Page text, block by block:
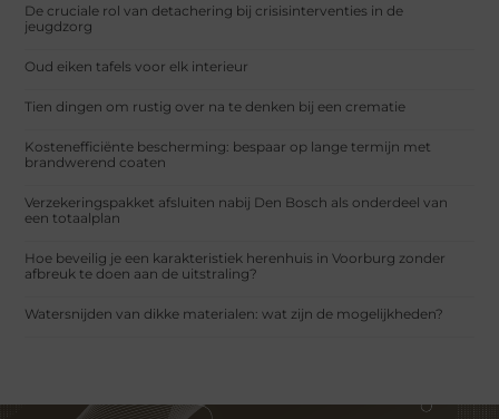
De cruciale rol van detachering bij crisisinterventies in de
jeugdzorg
Oud eiken tafels voor elk interieur
Tien dingen om rustig over na te denken bij een crematie
Kostenefficiënte bescherming: bespaar op lange termijn met
brandwerend coaten
Verzekeringspakket afsluiten nabij Den Bosch als onderdeel van
een totaalplan
Hoe beveilig je een karakteristiek herenhuis in Voorburg zonder
afbreuk te doen aan de uitstraling?
Watersnijden van dikke materialen: wat zijn de mogelijkheden?